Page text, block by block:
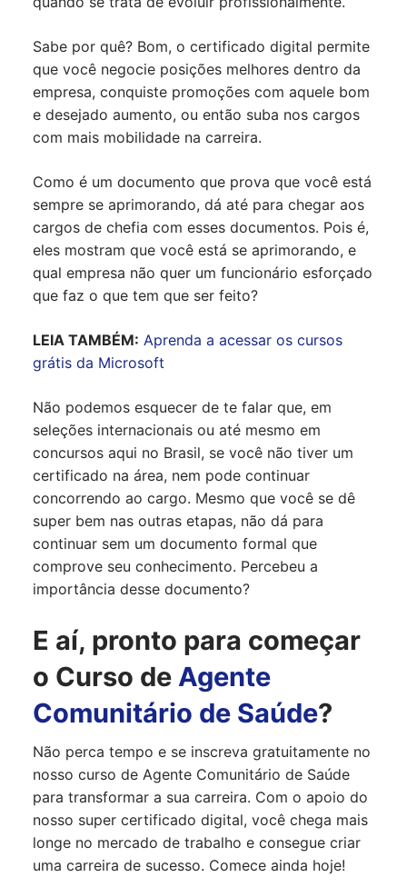
Sabe por quê? Bom, o certificado digital permite
que você negocie posições melhores dentro da
empresa, conquiste promoções com aquele bom
e desejado aumento, ou então suba nos cargos
com mais mobilidade na carreira.
Como é um documento que prova que você está
sempre se aprimorando, dá até para chegar aos
cargos de chefia com esses documentos. Pois é,
eles mostram que você está se aprimorando, e
qual empresa não quer um funcionário esforçado
que faz o que tem que ser feito?
LEIA TAMBÉM: Aprenda a acessar os cursos
grátis da Microsoft
Não podemos esquecer de te falar que, em
seleções internacionais ou até mesmo em
concursos aqui no Brasil, se você não tiver um
certificado na área, nem pode continuar
concorrendo ao cargo. Mesmo que você se dê
super bem nas outras etapas, não dá para
continuar sem um documento formal que
comprove seu conhecimento. Percebeu a
importância desse documento?
E aí, pronto para começar
o Curso de Agente
Comunitário de Saúde?
Não perca tempo e se inscreva gratuitamente no
nosso curso de Agente Comunitário de Saúde
para transformar a sua carreira. Com o apoio do
nosso super certificado digital, você chega mais
longe no mercado de trabalho e consegue criar
uma carreira de sucesso. Comece ainda hoje!